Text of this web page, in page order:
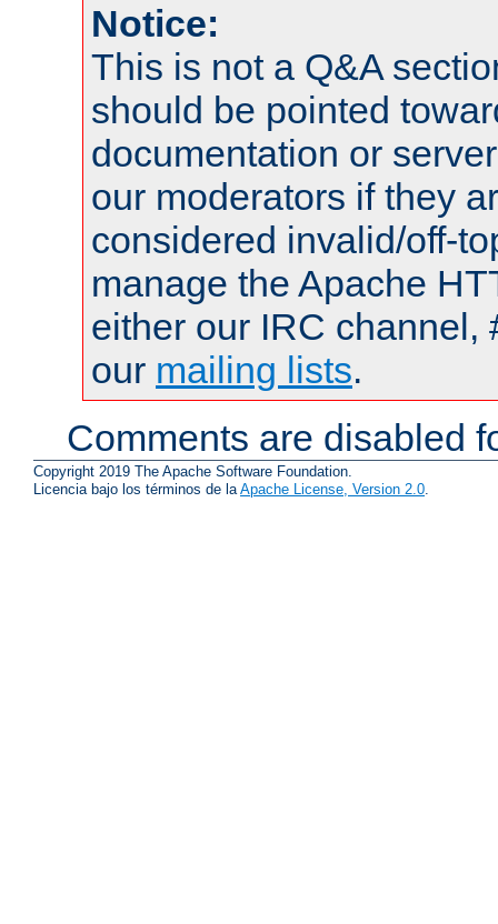
Notice:
This is not a Q&A
should be pointed
documentation or
our moderators if they
considered invalid/off-
manage the Apache
either our IRC channel,
our mailing lists.
Comments are disabled
Copyright 2019 The Apache Software Foundation.
Licencia bajo los términos de laApache License, Version 2.0.